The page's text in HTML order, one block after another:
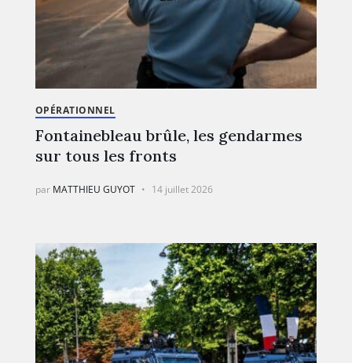
OPÉRATIONNEL
Fontainebleau brûle, les gendarmes
sur tous les fronts
par MATTHIEU GUYOT 14 juillet 2026